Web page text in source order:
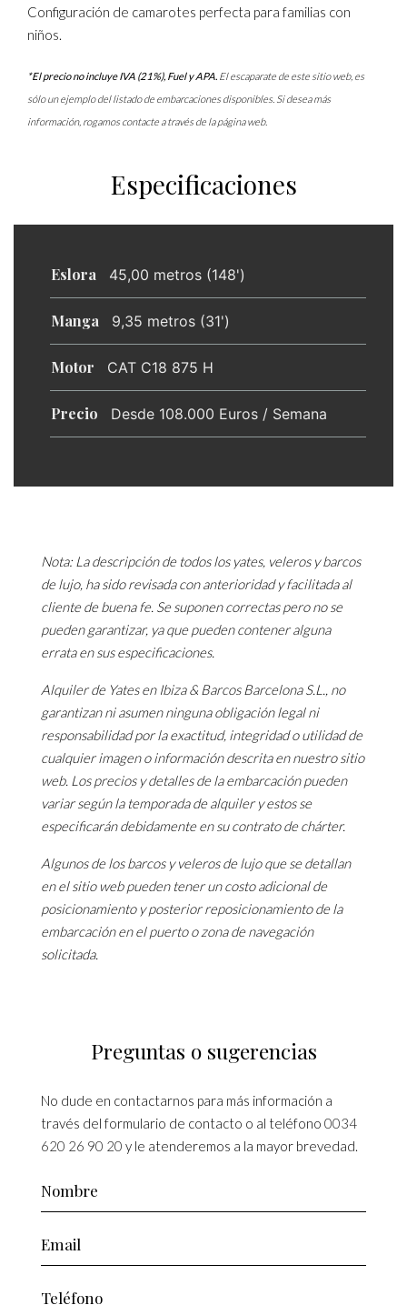
Configuración de camarotes perfecta para familias con
niños.
*El precio no incluye IVA (21%), Fuel y APA. El escaparate de este sitio web, es
sólo un ejemplo del listado de embarcaciones disponibles. Si desea más
información, rogamos contacte a través de la página web.
Especificaciones
Eslora 45,00 metros (148')
Manga 9,35 metros (31')
Motor CAT C18 875 H
Precio Desde 108.000 Euros / Semana
Nota: La descripción de todos los yates, veleros y barcos
de lujo, ha sido revisada con anterioridad y facilitada al
cliente de buena fe. Se suponen correctas pero no se
pueden garantizar, ya que pueden contener alguna
errata en sus especificaciones.
Alquiler de Yates en Ibiza & Barcos Barcelona S.L., no
garantizan ni asumen ninguna obligación legal ni
responsabilidad por la exactitud, integridad o utilidad de
cualquier imagen o información descrita en nuestro sitio
web. Los precios y detalles de la embarcación pueden
variar según la temporada de alquiler y estos se
especificarán debidamente en su contrato de chárter.
Algunos de los barcos y veleros de lujo que se detallan
en el sitio web pueden tener un costo adicional de
posicionamiento y posterior reposicionamiento de la
embarcación en el puerto o zona de navegación
solicitada.
Preguntas o sugerencias
No dude en contactarnos para más información a
través del formulario de contacto o al teléfono 0034
620 26 90 20 y le atenderemos a la mayor brevedad.